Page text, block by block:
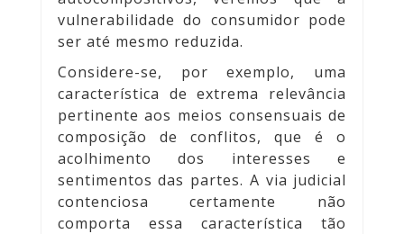
vulnerabilidade do consumidor pode
ser até mesmo reduzida.
Considere-se, por exemplo, uma
característica de extrema relevância
pertinente aos meios consensuais de
composição de conflitos, que é o
acolhimento dos interesses e
sentimentos das partes. A via judicial
contenciosa certamente não
comporta essa característica tão